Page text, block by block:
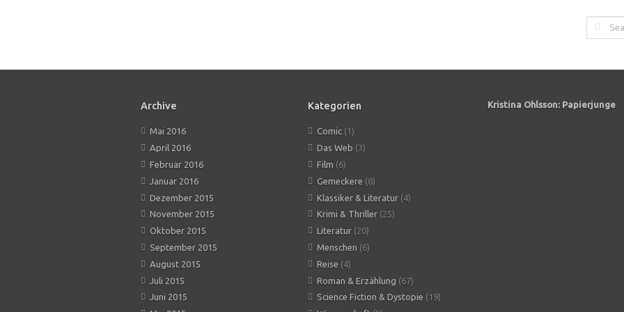
Archive
Mai 2016
April 2016
Februar 2016
Januar 2016
Dezember 2015
November 2015
Oktober 2015
September 2015
August 2015
Juli 2015
Juni 2015
Kategorien
Comic (1)
Das Web (3)
Film (6)
Gemeckere (8)
Klassiker & Literatur (4)
Krimi & Thriller (25)
Literatur (20)
Menschen (6)
Reise (4)
Roman & Erzählung (67)
Science Fiction & Dystopie (19)
Kristina Ohlsson: Papierjunge